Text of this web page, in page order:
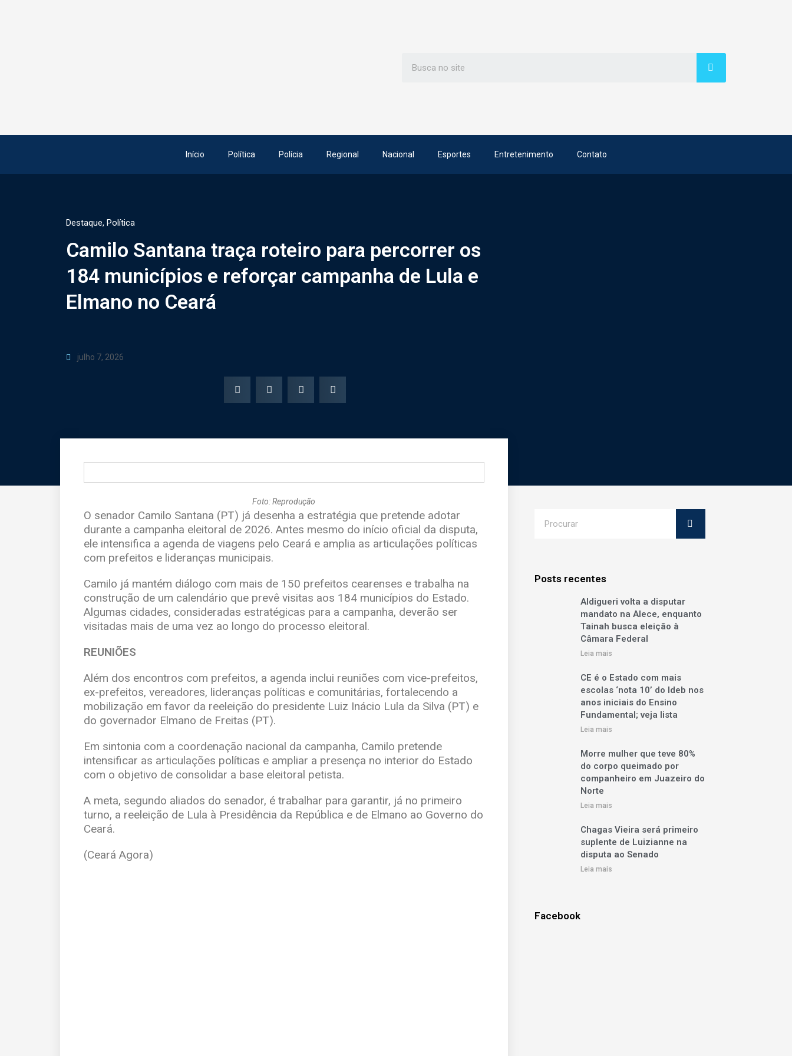
Início Política Polícia Regional Nacional Esportes Entretenimento Contato
Destaque, Política
Camilo Santana traça roteiro para percorrer os
184 municípios e reforçar campanha de Lula e
Elmano no Ceará
julho 7, 2026
Foto: Reprodução
O senador Camilo Santana (PT) já desenha a estratégia que pretende adotar
durante a campanha eleitoral de 2026. Antes mesmo do início oficial da disputa,
ele intensifica a agenda de viagens pelo Ceará e amplia as articulações políticas
com prefeitos e lideranças municipais.
Camilo já mantém diálogo com mais de 150 prefeitos cearenses e trabalha na
construção de um calendário que prevê visitas aos 184 municípios do Estado.
Algumas cidades, consideradas estratégicas para a campanha, deverão ser
visitadas mais de uma vez ao longo do processo eleitoral.
REUNIÕES
Além dos encontros com prefeitos, a agenda inclui reuniões com vice-prefeitos,
ex-prefeitos, vereadores, lideranças políticas e comunitárias, fortalecendo a
mobilização em favor da reeleição do presidente Luiz Inácio Lula da Silva (PT) e
do governador Elmano de Freitas (PT).
Em sintonia com a coordenação nacional da campanha, Camilo pretende
intensificar as articulações políticas e ampliar a presença no interior do Estado
com o objetivo de consolidar a base eleitoral petista.
A meta, segundo aliados do senador, é trabalhar para garantir, já no primeiro
turno, a reeleição de Lula à Presidência da República e de Elmano ao Governo do
Ceará.
(Ceará Agora)
Posts recentes
Aldigueri volta a disputar
mandato na Alece, enquanto
Tainah busca eleição à
Câmara Federal
Leia mais
CE é o Estado com mais
escolas ‘nota 10’ do Ideb nos
anos iniciais do Ensino
Fundamental; veja lista
Leia mais
Morre mulher que teve 80%
do corpo queimado por
companheiro em Juazeiro do
Norte
Leia mais
Chagas Vieira será primeiro
suplente de Luizianne na
disputa ao Senado
Leia mais
Facebook